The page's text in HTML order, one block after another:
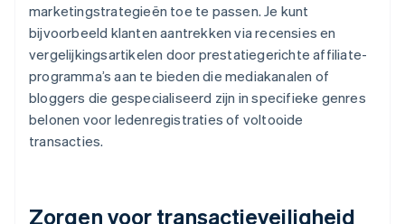
marketingstrategieën toe te passen. Je kunt
bijvoorbeeld klanten aantrekken via recensies en
vergelijkingsartikelen door prestatiegerichte affiliate-
programma’s aan te bieden die mediakanalen of
bloggers die gespecialiseerd zijn in specifieke genres
belonen voor ledenregistraties of voltooide
transacties.
Zorgen voor transactieveiligheid